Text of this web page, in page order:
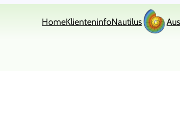
HomeKlienteninfoNautilus